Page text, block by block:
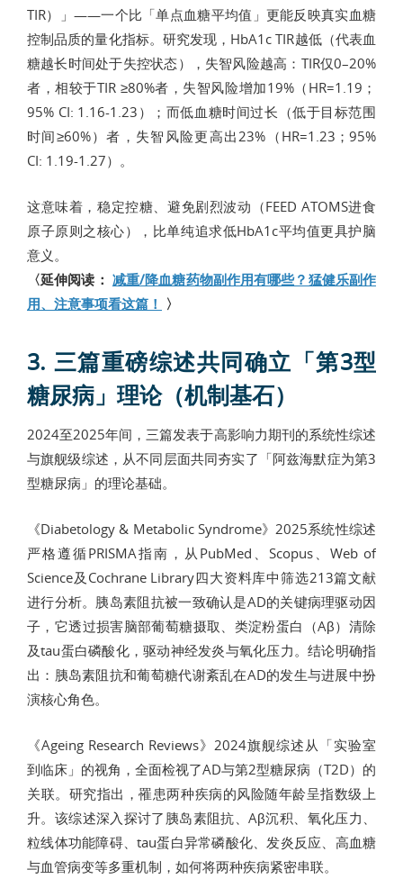
TIR）」——一个比「单点血糖平均值」更能反映真实血糖
控制品质的量化指标。研究发现，HbA1c TIR越低（代表血
糖越长时间处于失控状态），失智风险越高：TIR仅0–20%
者，相较于TIR ≥80%者，失智风险增加19%（HR=1.19；
95% CI: 1.16-1.23）；而低血糖时间过长（低于目标范围
时间≥60%）者，失智风险更高出23%（HR=1.23；95%
CI: 1.19-1.27）。
这意味着，稳定控糖、避免剧烈波动（FEED ATOMS进食
原子原则之核心），比单纯追求低HbA1c平均值更具护脑
意义。
〈延伸阅读： 减重/降血糖药物副作用有哪些？猛健乐副作
用、注意事项看这篇！ 〉
3. 三篇重磅综述共同确立「第3型
糖尿病」理论（机制基石）
2024至2025年间，三篇发表于高影响力期刊的系统性综述
与旗舰级综述，从不同层面共同夯实了「阿兹海默症为第3
型糖尿病」的理论基础。
《Diabetology & Metabolic Syndrome》2025系统性综述
严格遵循PRISMA指南，从PubMed、Scopus、Web of
Science及Cochrane Library四大资料库中筛选213篇文献
进行分析。胰岛素阻抗被一致确认是AD的关键病理驱动因
子，它透过损害脑部葡萄糖摄取、类淀粉蛋白（Aβ）清除
及tau蛋白磷酸化，驱动神经发炎与氧化压力。结论明确指
出：胰岛素阻抗和葡萄糖代谢紊乱在AD的发生与进展中扮
演核心角色。
《Ageing Research Reviews》2024旗舰综述从「实验室
到临床」的视角，全面检视了AD与第2型糖尿病（T2D）的
关联。研究指出，罹患两种疾病的风险随年龄呈指数级上
升。该综述深入探讨了胰岛素阻抗、Aβ沉积、氧化压力、
粒线体功能障碍、tau蛋白异常磷酸化、发炎反应、高血糖
与血管病变等多重机制，如何将两种疾病紧密串联。